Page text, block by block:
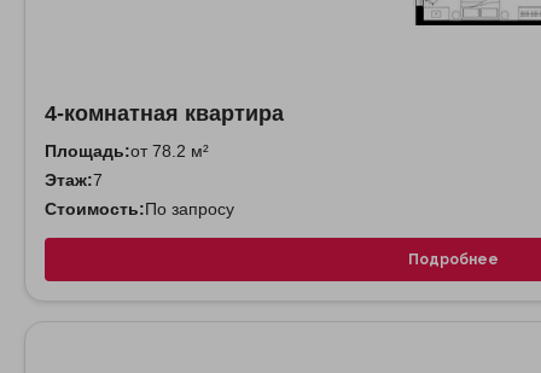
4-комнатная квартира
Площадь:от 78.2 м²
Этаж:7
Стоимость:По запросу
Подробнее